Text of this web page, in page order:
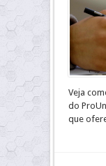
Veja
do
que